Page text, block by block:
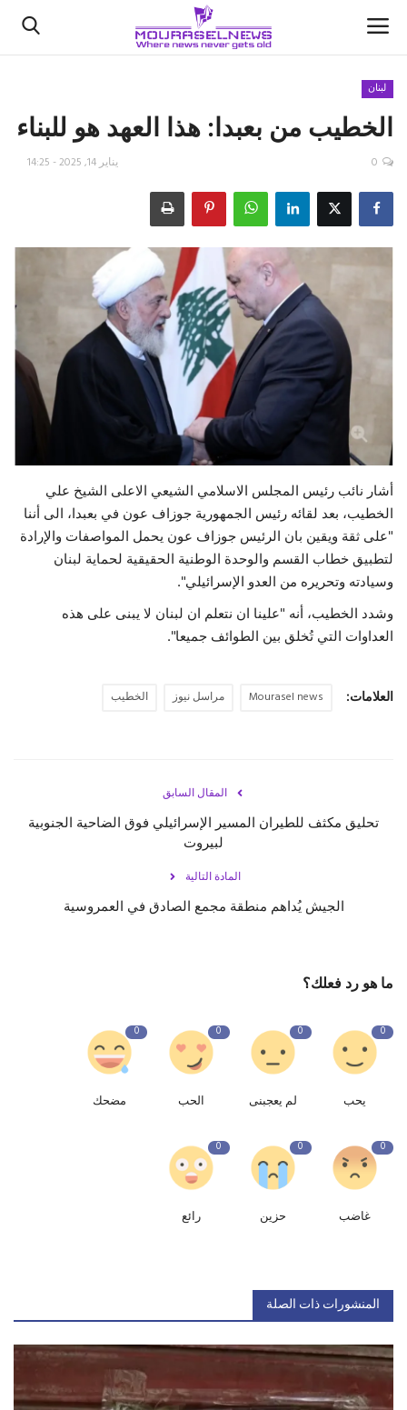
الأخبار
كتّابنا
السعودية
اقتصاد
علوم وتكنولوجيا
رياضة
حياة
لبنان
الخطيب من بعبدا: هذا العهد هو للبناء
يناير 14, 2025 - 14:25 0
أشار نائب رئيس المجلس الاسلامي الشيعي الاعلى الشيخ علي
الخطيب، بعد لقائه رئيس الجمهورية جوزاف عون في بعبدا، الى أننا
"على ثقة ويقين بان الرئيس جوزاف عون يحمل المواصفات والإرادة
لتطبيق خطاب القسم والوحدة الوطنية الحقيقية لحماية لبنان
وسيادته وتحريره من العدو الإسرائيلي".
وشدد الخطيب، أنه "علينا ان نتعلم ان لبنان لا يبنى على هذه
العداوات التي تُخلق بين الطوائف جميعا".
العلامات: Mourasel news مراسل نيوز الخطيب
المقال السابق
تحليق مكثف للطيران المسير الإسرائيلي فوق الضاحية الجنوبية
لبيروت
المادة التالية
الجيش يُداهم منطقة مجمع الصادق في العمروسية
ما هو رد فعلك؟
0
يحب
0
لم يعجبنى
0
الحب
0
مضحك
0
غاضب
0
حزين
0
رائع
المنشورات ذات الصلة